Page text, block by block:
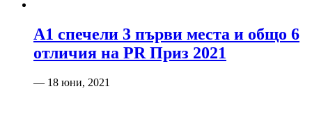
А1 спечели 3 първи места и общо 6
отличия на PR Приз 2021
— 18 юни, 2021